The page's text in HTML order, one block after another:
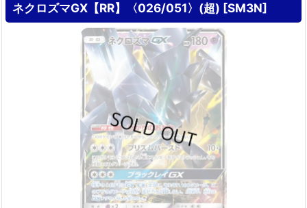
ネクロズマGX【RR】〈026/051〉(超) [SM3N]